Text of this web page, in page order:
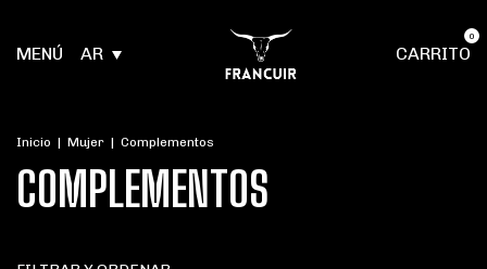
MENÚ AR CARRITO
0
Inicio | Mujer | Complementos
COMPLEMENTOS